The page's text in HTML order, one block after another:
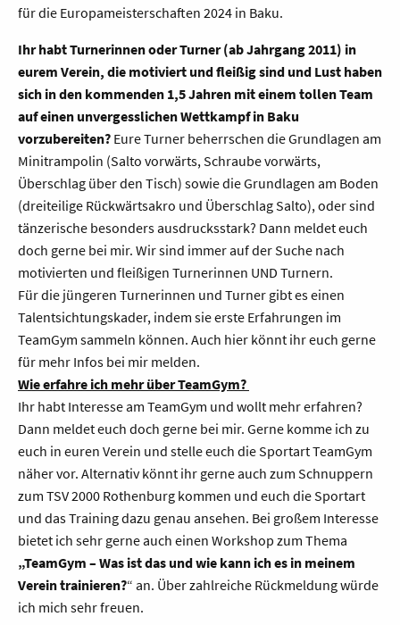
für die Europameisterschaften 2024 in Baku.
Ihr habt Turnerinnen oder Turner (ab Jahrgang 2011) in
eurem Verein, die motiviert und fleißig sind und Lust haben
sich in den kommenden 1,5 Jahren mit einem tollen Team
auf einen unvergesslichen Wettkampf in Baku
vorzubereiten? Eure Turner beherrschen die Grundlagen am
Minitrampolin (Salto vorwärts, Schraube vorwärts,
Überschlag über den Tisch) sowie die Grundlagen am Boden
(dreiteilige Rückwärtsakro und Überschlag Salto), oder sind
tänzerische besonders ausdrucksstark? Dann meldet euch
doch gerne bei mir. Wir sind immer auf der Suche nach
motivierten und fleißigen Turnerinnen UND Turnern.
Für die jüngeren Turnerinnen und Turner gibt es einen
Talentsichtungskader, indem sie erste Erfahrungen im
TeamGym sammeln können. Auch hier könnt ihr euch gerne
für mehr Infos bei mir melden.
Wie erfahre ich mehr über TeamGym?
Ihr habt Interesse am TeamGym und wollt mehr erfahren?
Dann meldet euch doch gerne bei mir. Gerne komme ich zu
euch in euren Verein und stelle euch die Sportart TeamGym
näher vor. Alternativ könnt ihr gerne auch zum Schnuppern
zum TSV 2000 Rothenburg kommen und euch die Sportart
und das Training dazu genau ansehen. Bei großem Interesse
bietet ich sehr gerne auch einen Workshop zum Thema
„TeamGym – Was ist das und wie kann ich es in meinem
Verein trainieren?“ an. Über zahlreiche Rückmeldung würde
ich mich sehr freuen.